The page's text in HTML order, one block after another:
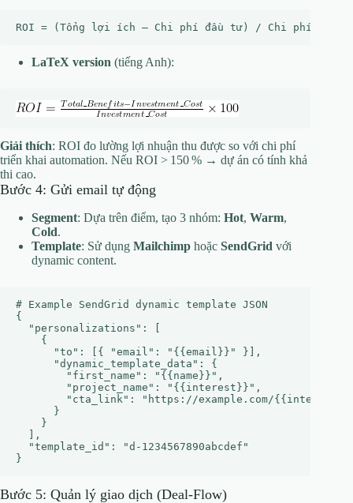
LaTeX version (tiếng Anh):
Giải thích: ROI đo lường lợi nhuận thu được so với chi phí
triển khai automation. Nếu ROI > 150 % → dự án có tính khả
thi cao.
Bước 4: Gửi email tự động
Segment: Dựa trên điểm, tạo 3 nhóm: Hot, Warm,
Cold.
Template: Sử dụng Mailchimp hoặc SendGrid với
dynamic content.
# Example SendGrid dynamic template JSON
{
  "personalizations": [
    {
      "to": [{ "email": "{{email}}" }],
      "dynamic_template_data": {
        "first_name": "{{name}}",
        "project_name": "{{interest}}",
"cta_link": "https://example.com/
      }
    }
  ],
  "template_id": "d-1234567890abcdef"
Bước 5: Quản lý giao dịch (Deal‑Flow)